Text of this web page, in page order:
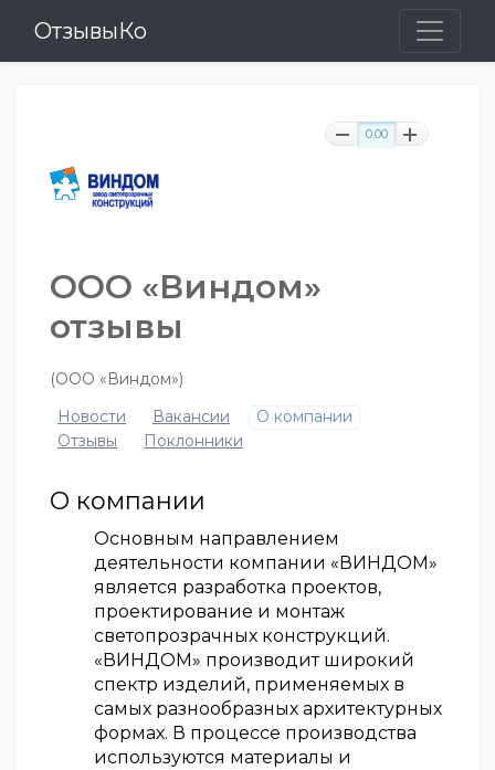
ОтзывыКо
0.00
ООО «Виндом»
отзывы
(ООО «Виндом»)
Новости
Вакансии
О компании
Отзывы
Поклонники
О компании
Основным направлением
деятельности компании «ВИНДОМ»
является разработка проектов,
проектирование и монтаж
светопрозрачных конструкций.
«ВИНДОМ» производит широкий
спектр изделий, применяемых в
самых разнообразных архитектурных
формах. В процессе производства
используются материалы и